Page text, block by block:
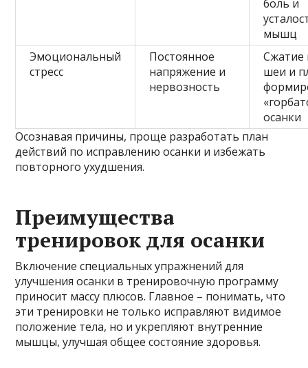
боль и
мышц
Эмоциональный
стресс
Постоянное
напряжение и
нервозность
шеи и
осанки
Осознавая причины, проще разработать план
действий по исправлению осанки и избежать
повторного ухудшения.
Преимущества
тренировок для осанки
Включение специальных упражнений для
улучшения осанки в тренировочную программу
приносит массу плюсов. Главное – понимать, что
эти тренировки не только исправляют видимое
положение тела, но и укрепляют внутренние
мышцы, улучшая общее состояние здоровья.